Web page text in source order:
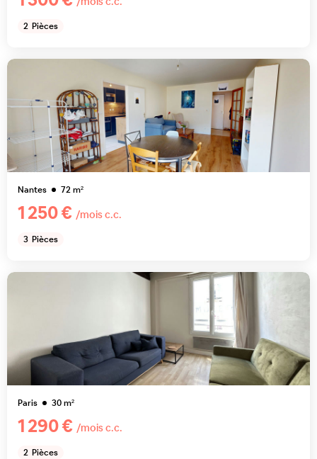
2 Pièces
Nantes 72m²
1 250 € /mois c.c.
3 Pièces
Paris 30m²
1 290 € /mois c.c.
2 Pièces